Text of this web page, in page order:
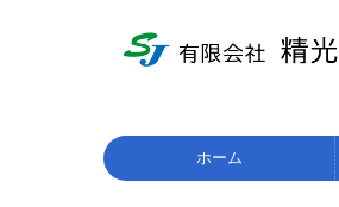
ホーム